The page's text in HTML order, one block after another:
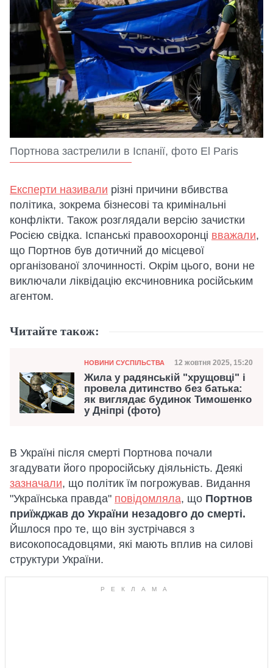
Портнова застрелили в Іспанії, фото El Paris
Експерти називали різні причини вбивства
політика, зокрема бізнесові та кримінальні
конфлікти. Також розглядали версію зачистки
Росією свідка. Іспанські правоохоронці вважали,
що Портнов був дотичний до місцевої
організованої злочинності. Окрім цього, вони не
виключали ліквідацію ексчиновника російським
агентом.
Читайте також:
Категорія
НОВИНИ СУСПІЛЬСТВА Дата публікації
12 жовтня 2025, 15:20
Жила у радянській "хрущовці" і
провела дитинство без батька:
як виглядає будинок Тимошенко
у Дніпрі (фото)
В Україні після смерті Портнова почали
згадувати його проросійську діяльність. Деякі
зазначали, що політик їм погрожував. Видання
"Українська правда" повідомляла, що Портнов
приїжджав до України незадовго до смерті.
Йшлося про те, що він зустрічався з
високопосадовцями, які мають вплив на силові
структури України.